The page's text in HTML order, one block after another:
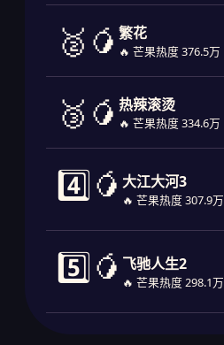
🥈🥭 繁花
🔥 芒果热度 376.5万
🥉🥭 热辣滚烫
🔥 芒果热度 334.6万
4️⃣🥭 大江大河3
🔥 芒果热度 307.9万
5️⃣🥭 飞驰人生2
🔥 芒果热度 298.1万